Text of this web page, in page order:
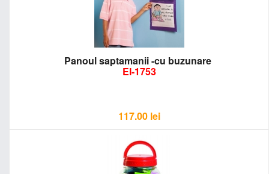
Panoul saptamanii -cu buzunare
EI-1753
117.00 lei